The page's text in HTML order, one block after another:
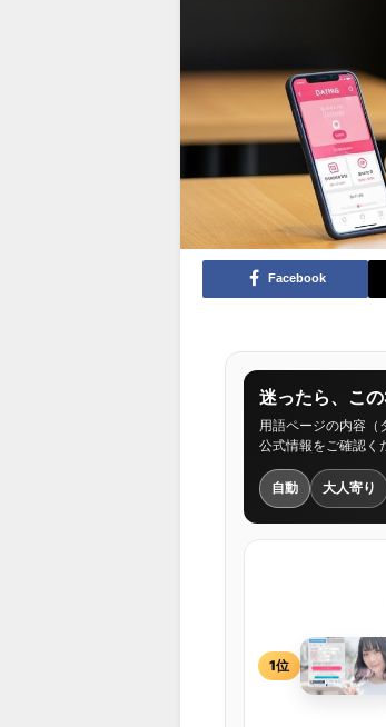
Facebook
迷ったら、こ
用語ページの内容（
公式情報をご確認く
自動 大人寄り
1位